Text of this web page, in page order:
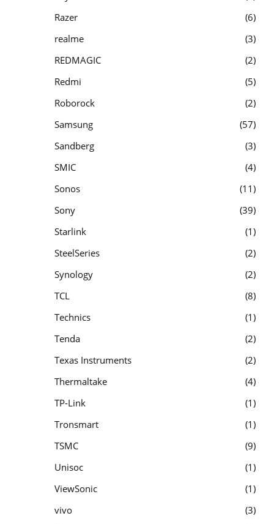
Razer
6
realme
3
REDMAGIC
2
Redmi
5
Roborock
2
Samsung
57
Sandberg
3
SMIC
4
Sonos
11
Sony
39
Starlink
1
SteelSeries
2
Synology
2
TCL
8
Technics
1
Tenda
2
Texas Instruments
2
Thermaltake
4
TP-Link
1
Tronsmart
1
TSMC
9
Unisoc
1
ViewSonic
1
vivo
3